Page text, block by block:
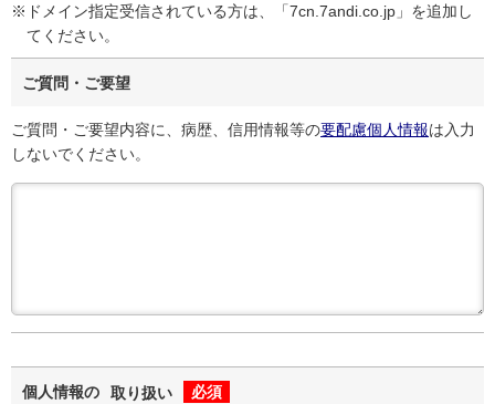
ドメイン指定受信されている方は、「7cn.7andi.co.jp」を追加し
てください。
ご質問・ご要望
ご質問・ご要望内容に、病歴、信用情報等の要配慮個人情報は入力
しないでください。
個人情報の 取り扱い 必須